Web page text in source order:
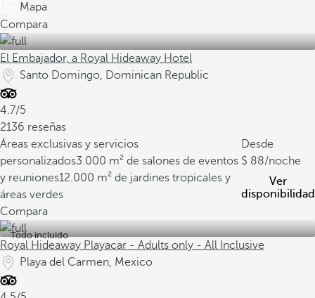
Mapa
Compara
El Embajador, a Royal Hideaway Hotel
Santo Domingo, Dominican Republic
4.7/5
2136 reseñas
Áreas exclusivas y servicios
personalizados3.000 m² de salones de eventos
y reuniones12.000 m² de jardines tropicales y
áreas verdes
Desde
88/noche
Ver
disponibilidad
Compara
Todo incluido
Royal Hideaway Playacar - Adults only - All Inclusive
Playa del Carmen, Mexico